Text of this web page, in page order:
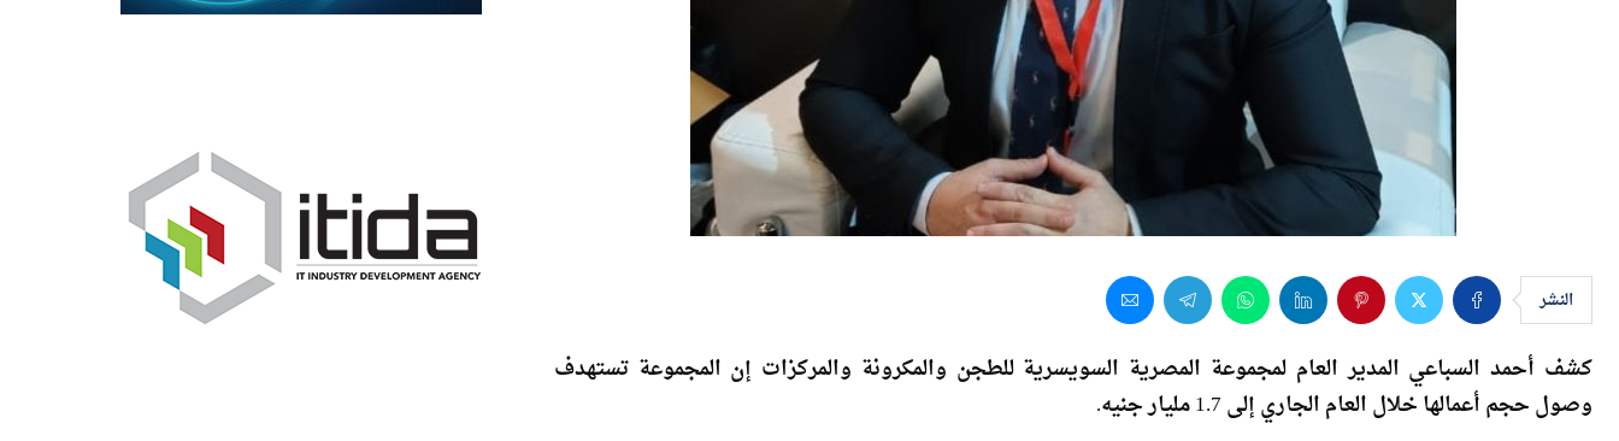
النشر
كشف أحمد السباعي المدير العام لمجموعة المصرية السويسرية للطجن والمكرونة والمركزات إن المجموعة تستهدف
وصول حجم أعمالها خلال العام الجاري إلى 1.7 مليار جنيه.